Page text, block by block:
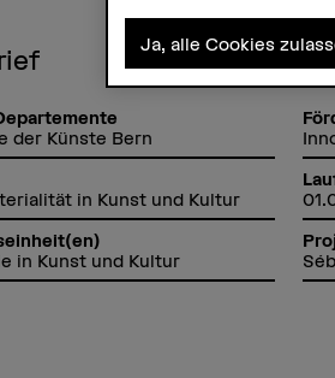
der Künste Bern
in Kunst und Kultur
in Kunst und Kultur
Ja, alle Cookies